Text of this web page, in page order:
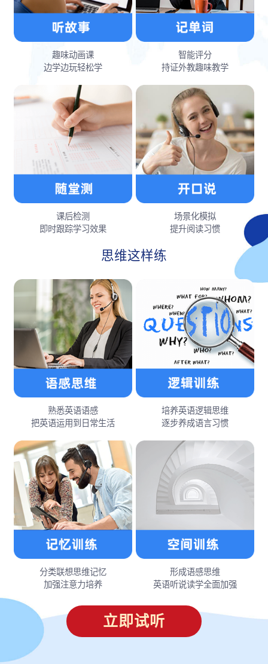
趣味动画课
边学边玩轻松学
智能评分
持证外教趣味教学
课后检测
即时跟踪学习效果
场景化模拟
提升阅读习惯
思维这样练
熟悉英语语感
把英语运用到日常生活
培养英语逻辑思维
逐步养成语言习惯
分类联想思维记忆
加强注意力培养
形成语感思维
英语听说读学全面加强
立即试听